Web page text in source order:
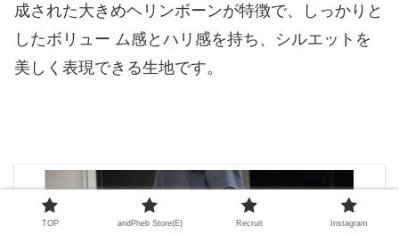
成された大きめヘリンボーンが特徴で、しっかりと
したボリュー ム感とハリ感を持ち、シルエットを
美しく表現できる生地です。
TOP andPheb Store(E) Recruit Instagram